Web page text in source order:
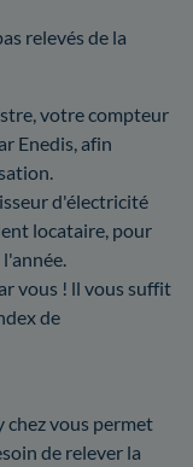
relevés de la
votre compteur
Enedis, afin
d'électricité
locataire, pour
vous ! ll vous suffit
de
chez vous permet
de relever la